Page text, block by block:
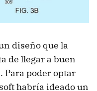
diseño que la
de llegar a buen
Para poder optar
habría ideado un